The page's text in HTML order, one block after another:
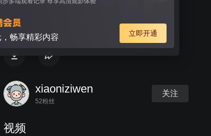
，畅享精彩内容 立即开通
阿木 有一种爱叫做放手
xiaoniziwen
52粉丝
关注
视频